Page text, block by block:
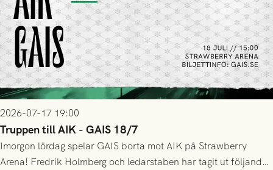
2026-07-17 19:00
Truppen till AIK - GAIS 18/7
Imorgon lördag spelar GAIS borta mot AIK på Strawberry
Arena! Fredrik Holmberg och ledarstaben har tagit ut följande